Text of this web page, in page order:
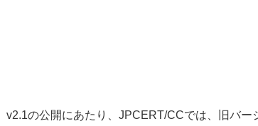
v2.1の公開にあたり、JPCERT/CCでは、旧バー